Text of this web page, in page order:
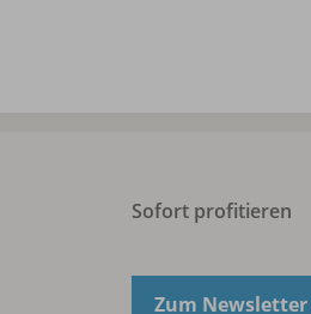
Sofort profitieren
Zum